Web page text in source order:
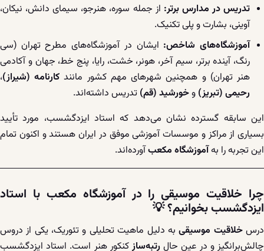
تدریس در مدارس برتر: از جمله سوره، هنرجو، سیمای دانش، نیکان،
آوینی، بشارت و پلی تکنیک.
آموزشگاه‌های شاخص: ایشان در آموزشگاه‌های مطرح تهران (سی
رنگ، آینده برتر، سیم آخر، هونر، خشت، رایا، پنج خط، جهان و آکادمی
هنر تهران) و همچنین شهرهای مهم کشور مانند کارنامه (شیراز)،
رحیمی (تبریز) وخورشید (قم) تدریس داشته‌اند.
این سابقه گسترده نشان می‌دهد که استاد ایزدگشسب، مورد تأیید
بسیاری از مراکز و موسسات آموزشی موفق در ایران هستند و اکنون تمام
این تجربه را بهآموزشگاه مکعبآورده‌اند.
چرا خلاقیت موسیقی را در آموزشگاه مکعب با استاد
ایزدگشسب بخوانیم؟💡
درسخلاقیت موسیقیبه دلیل ماهیت تحلیلی و تئوریک، یکی از دروس
چالش‌برانگیز و در عین حال رتبه‌سازکنکور هنر است. استاد ایزدگشسب